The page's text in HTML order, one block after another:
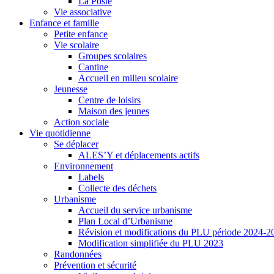
Vie associative
Enfance et famille
Petite enfance
Vie scolaire
Groupes scolaires
Cantine
Accueil en milieu scolaire
Jeunesse
Centre de loisirs
Maison des jeunes
Action sociale
Vie quotidienne
Se déplacer
ALES’Y et déplacements actifs
Environnement
Labels
Collecte des déchets
Urbanisme
Accueil du service urbanisme
Plan Local d’Urbanisme
Révision et modifications du PLU période 2024-
Modification simplifiée du PLU 2023
Randonnées
Prévention et sécurité